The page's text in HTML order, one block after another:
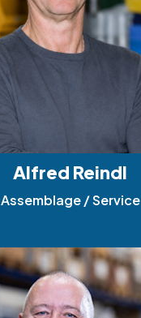
Alfred Reindl
Assemblage / Service